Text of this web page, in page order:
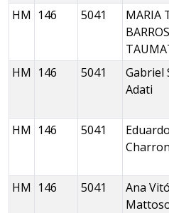
HM 146 5041
MARIA
BARROS
HM 146 5041
Gabriel
Adati
HM 146 5041
Charron
HM 146 5041
Ana